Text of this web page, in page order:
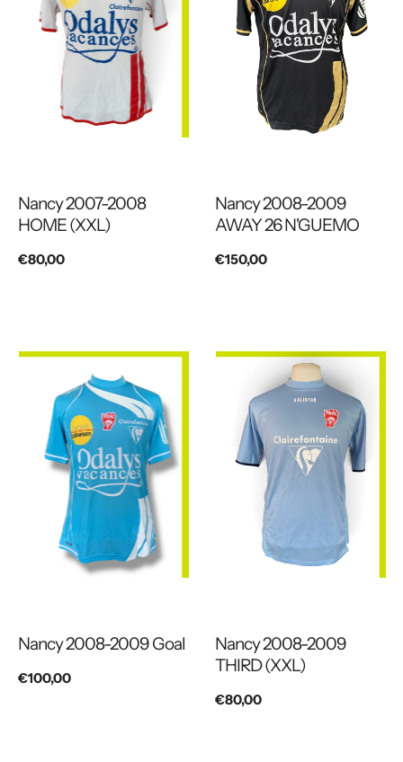
Nancy 2007-2008
HOME (XXL)
Prix
€80,00
Nancy 2008-2009
AWAY 26 N'GUEMO
Prix
€150,00
Nancy 2008-2009 Goal
Prix
€100,00
Nancy 2008-2009
THIRD (XXL)
Prix
€80,00